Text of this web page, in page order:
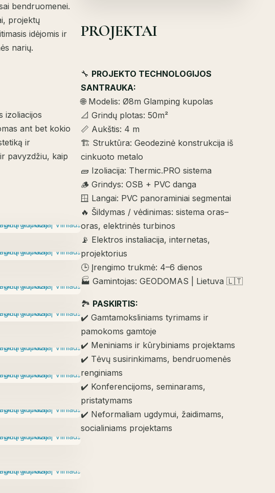
bendruomenei.
projektų
idėjomis ir
narių.
izoliacijos
ant bet kokio
ir
pavyzdžiu, kaip
PROJEKTAI
🔧 PROJEKTO TECHNOLOGIJOS
SANTRAUKA:
🌐 Modelis: Ø8m Glamping kupolas
📐 Grindų plotas: 50m²
📏 Aukštis: 4 m
🏗️ Struktūra: Geodezinė konstrukcija iš
cinkuoto metalo
🧱 Izoliacija: Thermic.PRO sistema
🪵 Grindys: OSB + PVC danga
🪟 Langai: PVC panoraminiai segmentai
🔥 Šildymas / vėdinimas: sistema oras–
oras, elektrinės turbinos
📡 Elektros instaliacija, internetas,
projektorius
🕒 Įrengimo trukmė: 4–6 dienos
🏭 Gamintojas: GEODOMAS | Lietuva 🇱🇹
🏞️ PASKIRTIS:
✔️ Gamtamoksliniams tyrimams ir
pamokoms gamtoje
✔️ Meniniams ir kūrybiniams projektams
✔️ Tėvų susirinkimams, bendruomenės
renginiams
✔️ Konferencijoms, seminarams,
pristatymams
✔️ Neformaliam ugdymui, žaidimams,
socialiniams projektams